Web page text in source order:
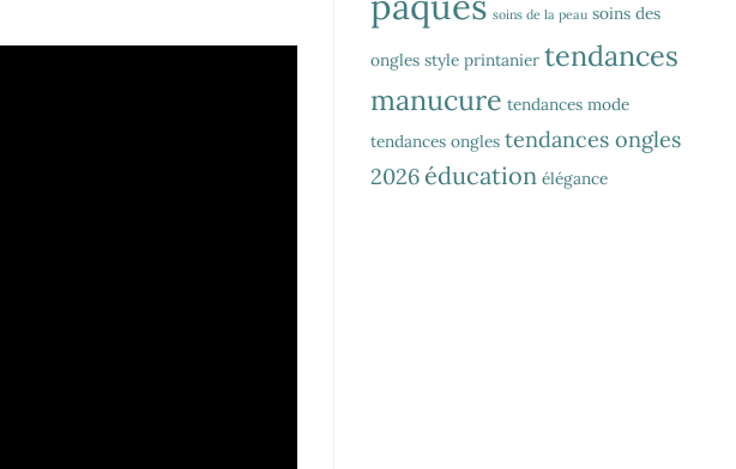
soins de la peau soins des
ongles style printanier tendances
manucure tendances mode
tendances ongles tendances ongles
2026 éducation élégance